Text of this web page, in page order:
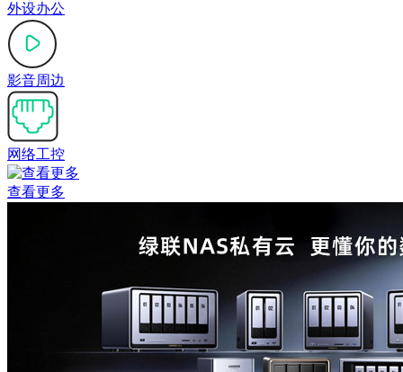
外设办公
影音周边
网络工控
查看更多